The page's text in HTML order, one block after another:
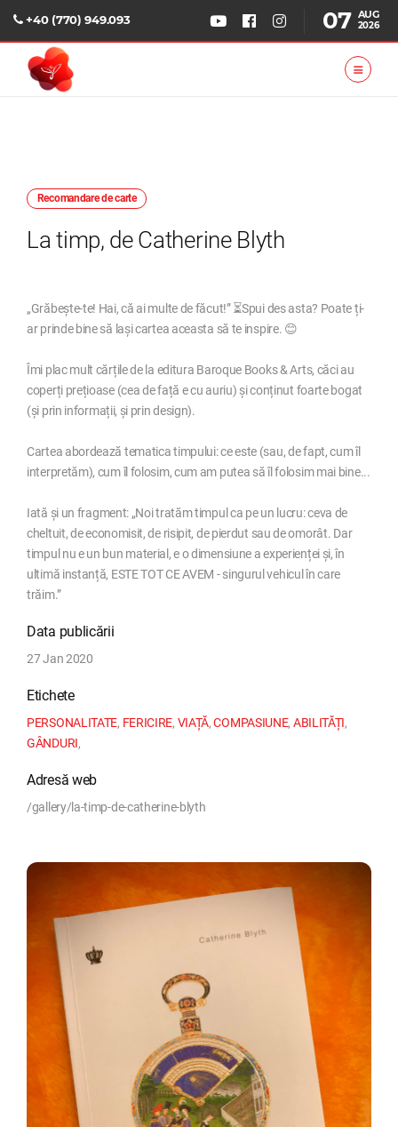
+40 (770) 949.093 07 AUG
2026
Recomandare de carte
La timp, de Catherine Blyth
„Grăbește-te! Hai, că ai multe de făcut!” ⏳Spui des asta? Poate ți-
ar prinde bine să lași cartea aceasta să te inspire. 😊
Îmi plac mult cărțile de la editura Baroque Books & Arts, căci au
coperți prețioase (cea de față e cu auriu) și conținut foarte bogat
(și prin informații, și prin design).
Cartea abordează tematica timpului: ce este (sau, de fapt, cum îl
interpretăm), cum îl folosim, cum am putea să îl folosim mai bine...
Iată și un fragment: „Noi tratăm timpul ca pe un lucru: ceva de
cheltuit, de economisit, de risipit, de pierdut sau de omorât. Dar
timpul nu e un bun material, e o dimensiune a experienței și, în
ultimă instanță, ESTE TOT CE AVEM - singurul vehicul în care
trăim.”
Data publicării
27 Jan 2020
Etichete
PERSONALITATE, FERICIRE, VIAȚĂ,COMPASIUNE, ABILITĂȚI,
GÂNDURI,
Adresă web
/gallery/la-timp-de-catherine-blyth